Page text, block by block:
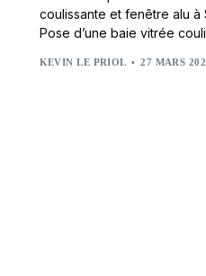
coulissante et fenêtre alu
Pose d’une baie vitrée
KEVIN LE PRIOL 27 MARS